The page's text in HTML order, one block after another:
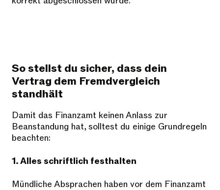
So stellst du sicher, dass dein
Vertrag dem Fremdvergleich
standhält
Damit das Finanzamt keinen Anlass zur
Beanstandung hat, solltest du einige Grundregeln
beachten:
1. Alles schriftlich festhalten
Mündliche Absprachen haben vor dem Finanzamt